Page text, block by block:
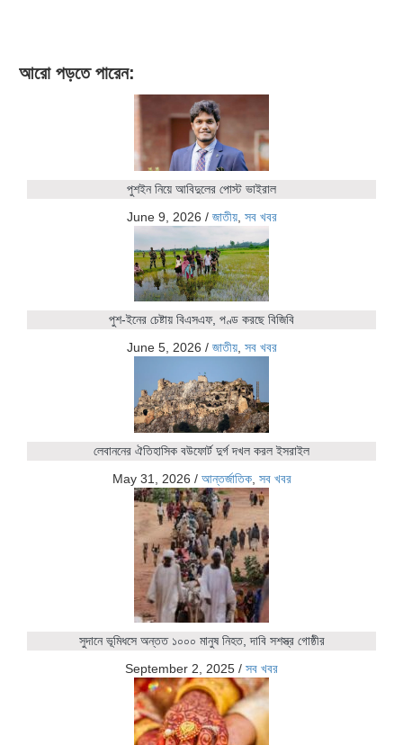
আরো পড়তে পারেন:
পুশইন নিয়ে আবিদুলের পোস্ট ভাইরাল
June 9, 2026 / জাতীয়, সব খবর
পুশ-ইনের চেষ্টায় বিএসএফ, পণ্ড করছে বিজিবি
June 5, 2026 / জাতীয়, সব খবর
লেবাননের ঐতিহাসিক বউফোর্ট দুর্গ দখল করল ইসরাইল
May 31, 2026 / আন্তর্জাতিক, সব খবর
সুদানে ভূমিধসে অন্তত ১০০০ মানুষ নিহত, দাবি সশস্ত্র গোষ্ঠীর
September 2, 2025 / সব খবর